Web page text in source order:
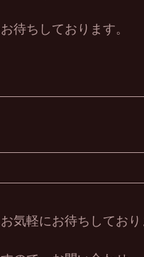
待ちしております。
気軽にお待ちしており